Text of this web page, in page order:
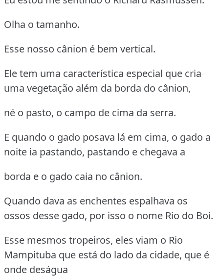
Olha o tamanho.
Esse nosso cânion é bem vertical.
Ele tem uma característica especial que cria
uma vegetação além da borda do cânion,
né o pasto, o campo de cima da serra.
E quando o gado posava lá em cima, o gado a
noite ia pastando, pastando e chegava a
borda e o gado caia no cânion.
Quando dava as enchentes espalhava os
ossos desse gado, por isso o nome Rio do Boi.
Esse mesmos tropeiros, eles viam o Rio
Mampituba que está do lado da cidade, que é
onde deságua